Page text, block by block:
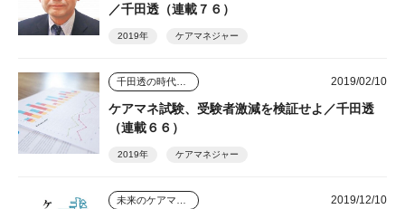
／千田透（連載７６）
2019年 ケアマネジャー
2019/02/10
ケアマネ試験、受験者激減を検証せよ／千田透
（連載６６）
2019年 ケアマネジャー
2019/12/10